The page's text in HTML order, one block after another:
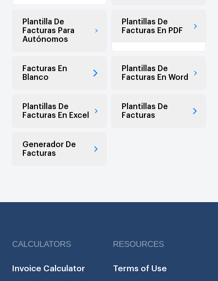
Plantilla De
Facturas Para
Autónomos
Plantillas De
Facturas En PDF
Facturas En
Blanco
Plantillas De
Facturas En Word
Plantillas De
Facturas En Excel
Plantillas De
Facturas
Generador De
Facturas
CALCULATORS
Invoice Calculator
RESOURCES
Terms of Use